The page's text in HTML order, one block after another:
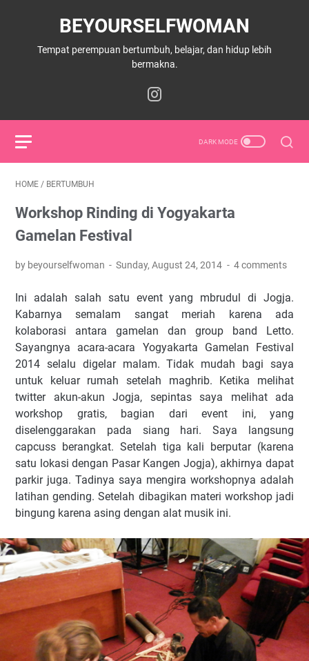
BEYOURSELFWOMAN
Tempat perempuan bertumbuh, belajar, dan hidup lebih
bermakna.
HOME / BERTUMBUH
Workshop Rinding di Yogyakarta
Gamelan Festival
by beyourselfwoman Sunday, August 24, 2014 4 comments
Ini adalah salah satu event yang mbrudul di Jogja.
Kabarnya semalam sangat meriah karena ada
kolaborasi antara gamelan dan group band Letto.
Sayangnya acara-acara Yogyakarta Gamelan Festival
2014 selalu digelar malam. Tidak mudah bagi saya
untuk keluar rumah setelah maghrib. Ketika melihat
twitter akun-akun Jogja, sepintas saya melihat ada
workshop gratis, bagian dari event ini, yang
diselenggarakan pada siang hari. Saya langsung
capcuss berangkat. Setelah tiga kali berputar (karena
satu lokasi dengan Pasar Kangen Jogja), akhirnya dapat
parkir juga. Tadinya saya mengira workshopnya adalah
latihan gending. Setelah dibagikan materi workshop jadi
bingung karena asing dengan alat musik ini.